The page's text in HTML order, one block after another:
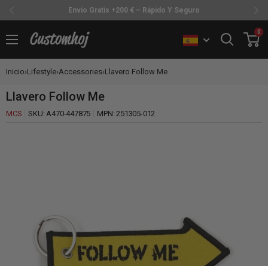
Envío Gratis +200 € – Rápido Y Seguro
directamente
al
contenido
Customhoj
0
Inicio›Lifestyle›Accessories›Llavero Follow Me
Llavero Follow Me
MCS SKU:A470-447875 MPN:251305-012